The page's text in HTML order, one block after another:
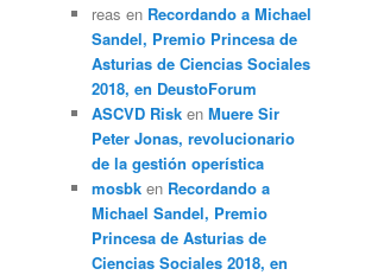
reas en Recordando a Michael
Sandel, Premio Princesa de
Asturias de Ciencias Sociales
2018, en DeustoForum
ASCVD Risk en Muere Sir
Peter Jonas, revolucionario
de la gestión operística
mosbk en Recordando a
Michael Sandel, Premio
Princesa de Asturias de
Ciencias Sociales 2018, en